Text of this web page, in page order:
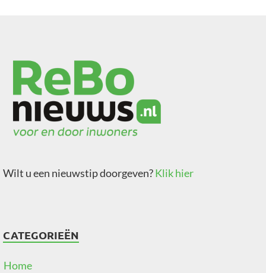
Wilt u een nieuwstip doorgeven?Klik hier
CATEGORIEËN
Home